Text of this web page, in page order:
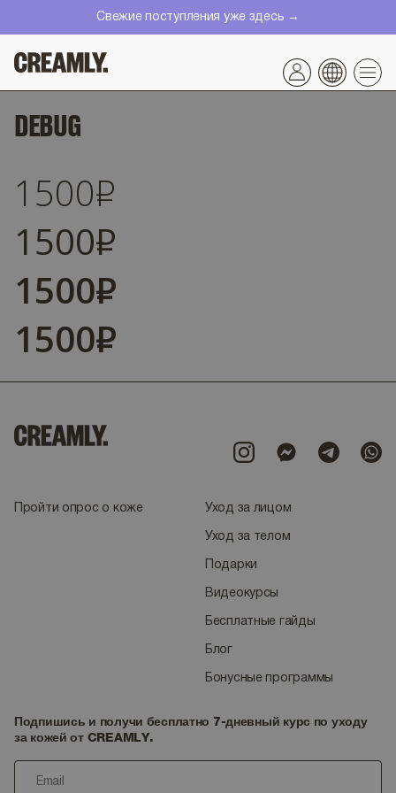
к
контенту
Свежие поступления уже здесь →
DEBUG
1500Р
1500Р
1500Р
1500Р
Пройти опрос о коже Уход за лицом
Уход за телом
Подарки
Видеокурсы
Бесплатные гайды
Блог
Бонусные программы
Подпишись и получи бесплатно 7-дневный курс по уходу
за кожей от CREAMLY.